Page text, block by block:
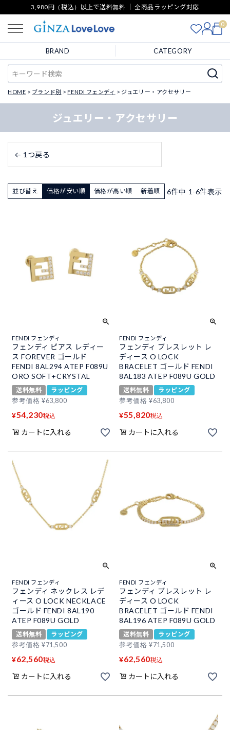
3,980円（税込）以上で送料無料 ｜ 全商品ラッピング対応
0
BRAND CATEGORY
HOME ブランド別 FENDI フェンディ ジュエリー・アクセサリー
ジュエリー・アクセサリー
← 1つ戻る
並び替え 価格が安い順 価格が高い順 新着順 6件中 1 -6件表示
FENDI フェンディ
フェンディ ピアス レディー
ス FOREVER ゴールド
FENDI 8AL294 ATEP F089U
ORO SOFT+CRYSTAL
送料無料
ラッピング
参考価格 ¥63,800
¥54,230税込
カートに入れる
FENDI フェンディ
フェンディ ブレスレット レ
ディース O LOCK
BRACELET ゴールド FENDI
8AL183 ATEP F089U GOLD
送料無料
ラッピング
参考価格 ¥63,800
¥55,820税込
カートに入れる
FENDI フェンディ
フェンディ ネックレス レデ
ィース O LOCK NECKLACE
ゴールド FENDI 8AL190
ATEP F089U GOLD
送料無料
ラッピング
参考価格 ¥71,500
¥62,560税込
カートに入れる
FENDI フェンディ
フェンディ ブレスレット レ
ディース O LOCK
BRACELET ゴールド FENDI
8AL196 ATEP F089U GOLD
送料無料
ラッピング
参考価格 ¥71,500
¥62,560税込
カートに入れる